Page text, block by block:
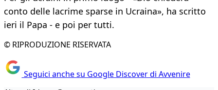
conto delle lacrime sparse in Ucraina», ha scritto
ieri il Papa - e poi per tutti.
© RIPRODUZIONE RISERVATA
Seguici anche su Google Discover di Avvenire